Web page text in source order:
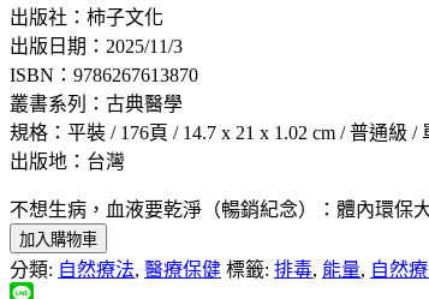
出版社：柿子文化
出版日期：2025/11/3
ISBN：9786267613870
叢書系列：古典醫學
規格：平裝 / 176頁 / 14.7 x 21 x 1.02 cm / 普通級 /
出版地：台灣
不想生病，血液要乾淨（暢銷紀念）：體內環保
加入購物車
分類: 自然療法, 醫療保健 標籤: 排毒, 能量, 自然